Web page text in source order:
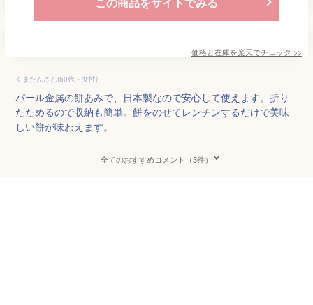
価格と在庫を楽天でチェック >>
くまたんさん(50代・女性)
パール金属の餅あみで、日本製なので安心して使えます。折り
たためるので収納も簡単。餅をのせてレンチンするだけで美味
しい餅が味わえます。
全てのおすすめコメント（3件）